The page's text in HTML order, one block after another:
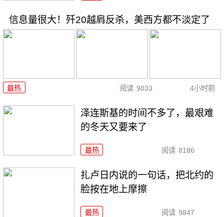
信息量很大！歼20越肩反杀，美西方都不淡定了
最热 阅读 9033 4小时前
泽连斯基的时间不多了，最艰难
的冬天又要来了
最热 阅读 8186
扎卢日内说的一句话，把北约的
脸按在地上摩擦
最热 阅读 9847